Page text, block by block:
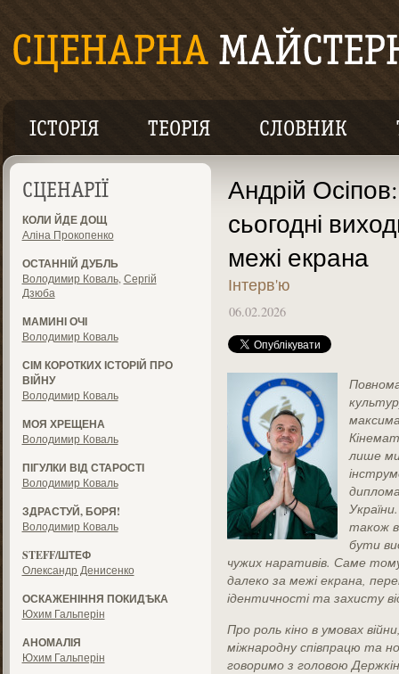
ІСТОРІЯ ТЕОРІЯ СЛОВНИК
СЦЕНАРІЇ
КОЛИ ЙДЕ ДОЩ
Аліна Прокопенко
ОСТАННІЙ ДУБЛЬ
Володимир Коваль, Сергій
Дзюба
МАМИНІ ОЧІ
Володимир Коваль
СІМ КОРОТКИХ ІСТОРІЙ ПРО
ВІЙНУ
Володимир Коваль
МОЯ ХРЕЩЕНА
Володимир Коваль
ПІГУЛКИ ВІД СТАРОСТІ
Володимир Коваль
ЗДРАСТУЙ, БОРЯ!
Володимир Коваль
STEFF/ШТЕФ
Олександр Денисенко
ОСКАЖЕНІННЯ ПОКИДѢКА
Юхим Гальперін
АНОМАЛІЯ
Юхим Гальперін
Андрій
сьогодні
межі екрана
Інтерв'ю
06.02.2026
лише
також
бути
чужих наративів. Саме тому
далеко за межі екрана,
ідентичності та захисту
Про роль кіно в умовах
міжнародну співпрацю та
говоримо з головою